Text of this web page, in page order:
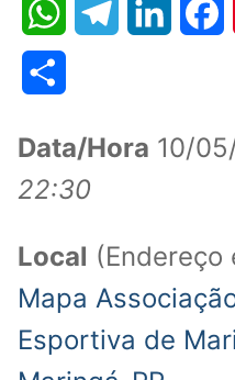
WhatsAppTelegram
Data/Hora 10/
22:30
Local (Endereço
Mapa
Esportiva de